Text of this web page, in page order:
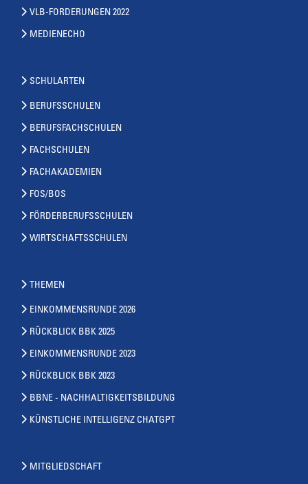
VLB-FORDERUNGEN 2022
MEDIENECHO
SCHULARTEN
BERUFSSCHULEN
BERUFSFACHSCHULEN
FACHSCHULEN
FACHAKADEMIEN
FOS/BOS
FÖRDERBERUFSSCHULEN
WIRTSCHAFTSSCHULEN
THEMEN
EINKOMMENSRUNDE 2026
RÜCKBLICK BBK 2025
EINKOMMENSRUNDE 2023
RÜCKBLICK BBK 2023
BBNE - NACHHALTIGKEITSBILDUNG
KÜNSTLICHE INTELLIGENZ CHATGPT
MITGLIEDSCHAFT